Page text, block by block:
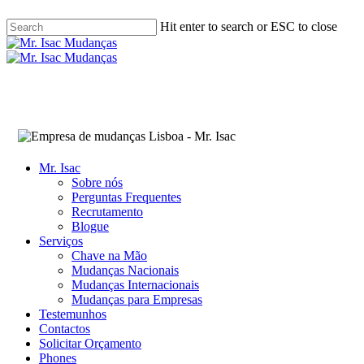
to
main
content
Hit enter to search or ESC to close
Close
Search
Menu
Mr. Isac
Sobre nós
Perguntas Frequentes
Recrutamento
Blogue
Serviços
Chave na Mão
Mudanças Nacionais
Mudanças Internacionais
Mudanças para Empresas
Testemunhos
Contactos
Solicitar Orçamento
Phones
Video